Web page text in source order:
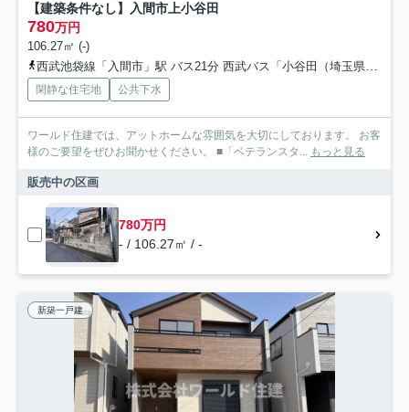
【建築条件なし】入間市上小谷田
780万円
106.27㎡ (-)
西武池袋線「入間市」駅 バス21分 西武バス「小谷田（埼玉県）」 停歩8分
閑静な住宅地 公共下水
ワールド住建では、アットホームな雰囲気を大切にしております。 お客
様のご要望をぜひお聞かせください。 ■「ベテランスタ... もっと見る
販売中の区画
780万円
- / 106.27㎡ / -
新築一戸建